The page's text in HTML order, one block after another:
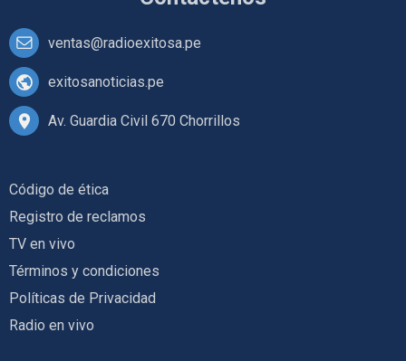
ventas@radioexitosa.pe
exitosanoticias.pe
Av. Guardia Civil 670 Chorrillos
Código de ética
Registro de reclamos
TV en vivo
Términos y condiciones
Políticas de Privacidad
Radio en vivo